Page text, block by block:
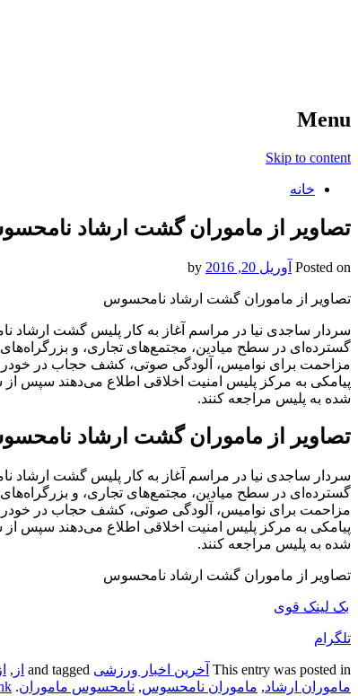
Menu
Skip to content
خانه
تصاویر از ماموران گشت ارشاد
Posted on آوریل 20, 2016
تصاویر از ماموران گشت ارشاد نامحسوس
سردار ساجدی نیا در مراسم آغاز به کار پلیس گشت ارشاد
گسترده‌ای در سطح میادین، مجتمع‌های تجاری، و
مزاحمت برای نوامیس، آلودگی صوتی، کشف حجاب در خودرو
پیامکی به مرکز پلیس امنیت اخلاقی اطلاع می‌دهند سپس
شده به پلیس مراجعه کنند.
تصاویر از ماموران گشت ارشاد
سردار ساجدی نیا در مراسم آغاز به کار پلیس گشت ارشاد
گسترده‌ای در سطح میادین، مجتمع‌های تجاری، و
مزاحمت برای نوامیس، آلودگی صوتی، کشف حجاب در خودرو
پیامکی به مرکز پلیس امنیت اخلاقی اطلاع می‌دهند سپس
شده به پلیس مراجعه کنند.
تصاویر از ماموران گشت ارشاد نامحسوس
بک لینک قوی
تلگرام
This entry was posted in آخرین اخبار ورزشی از ,
ماموران ارشاد, ماموران نامحسوس, نامحسوس ماموران. Bookmark the